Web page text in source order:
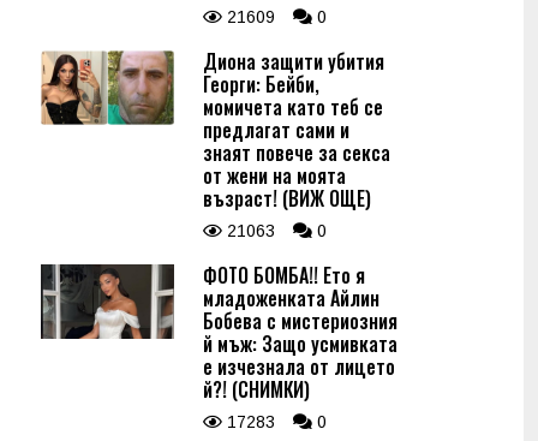
21609 0
Диона защити убития
Георги: Бейби,
момичета като теб се
предлагат сами и
знаят повече за секса
от жени на моята
възраст! (ВИЖ ОЩЕ)
21063 0
ФОТО БОМБА!! Ето я
младоженката Айлин
Бобева с мистериозния
й мъж: Защо усмивката
е изчезнала от лицето
й?! (СНИМКИ)
17283 0